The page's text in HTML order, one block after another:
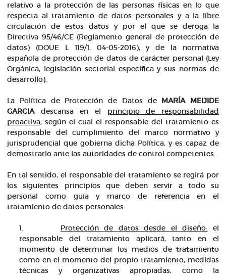
relativo a la protección de las personas físicas en lo que
respecta al tratamiento de datos personales y a la libre
circulación de estos datos y por el que se deroga la
Directiva 95/46/CE (Reglamento general de protección de
datos) (DOUE L 119/1, 04-05-2016), y de la normativa
española de protección de datos de carácter personal (Ley
Orgánica, legislación sectorial específica y sus normas de
desarrollo).
La Política de Protección de Datos de MARÍA MEIJIDE
GARCIAdescansa en el principio de responsabilidad
proactiva, según el cual el responsable del tratamiento es
responsable del cumplimiento del marco normativo y
jurisprudencial que gobierna dicha Política, y es capaz de
demostrarlo ante las autoridades de control competentes.
En tal sentido, el responsable del tratamiento se regirá por
los siguientes principios que deben servir a todo su
personal como guía y marco de referencia en el
tratamiento de datos personales:
1. Protección de datos desde el diseño: el
responsable del tratamiento aplicará, tanto en el
momento de determinar los medios de tratamiento
como en el momento del propio tratamiento, medidas
técnicas y organizativas apropiadas, como la